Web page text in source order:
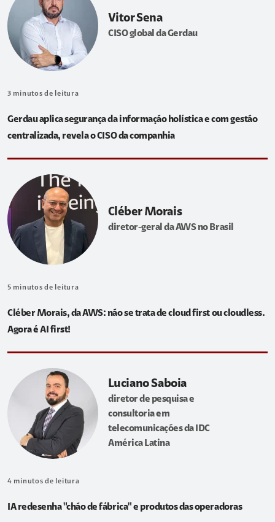
Vitor Sena
CISO global da Gerdau
3 minutos de leitura
Gerdau aplica segurança da informação holística e com gestão
centralizada, revela o CISO da companhia
Cléber Morais
diretor-geral da AWS no Brasil
5 minutos de leitura
Cléber Morais, da AWS: não se trata de cloud first ou cloudless.
Agora é AI first!
Luciano Saboia
diretor de pesquisa e
consultoria em
telecomunicações da IDC
América Latina
4 minutos de leitura
IA redesenha "chão de fábrica" e produtos das operadoras